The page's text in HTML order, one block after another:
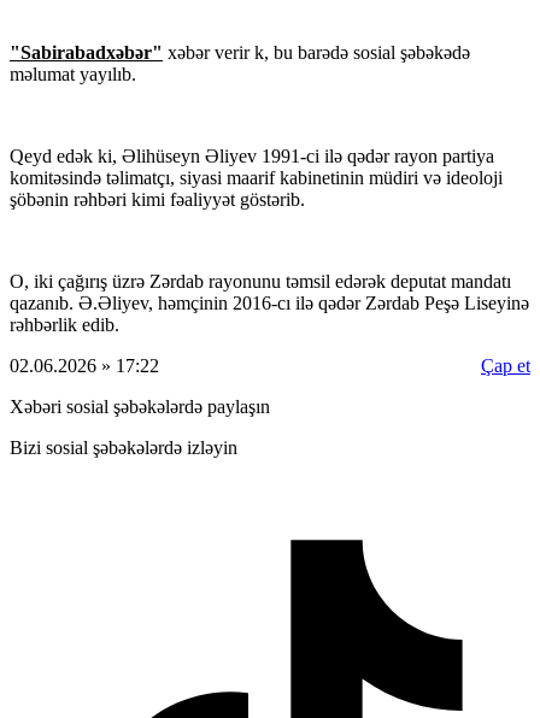
"Sabirabadxəbər" xəbər verir k, bu barədə sosial şəbəkədə
məlumat yayılıb.
Qeyd edək ki, Əlihüseyn Əliyev 1991-ci ilə qədər rayon partiya
komitəsində təlimatçı, siyasi maarif kabinetinin müdiri və ideoloji
şöbənin rəhbəri kimi fəaliyyət göstərib.
O, iki çağırış üzrə Zərdab rayonunu təmsil edərək deputat mandatı
qazanıb. Ə.Əliyev, həmçinin 2016-cı ilə qədər Zərdab Peşə Liseyinə
rəhbərlik edib.
02.06.2026 » 17:22
Çap et
Xəbəri sosial şəbəkələrdə paylaşın
Bizi sosial şəbəkələrdə izləyin